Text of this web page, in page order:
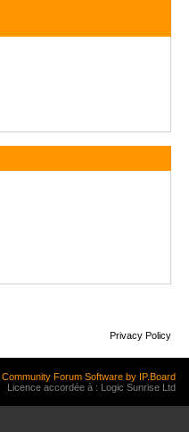
Privacy Policy
Community Forum Software by IP.Board
Licence accordée à : Logic Sunrise Ltd